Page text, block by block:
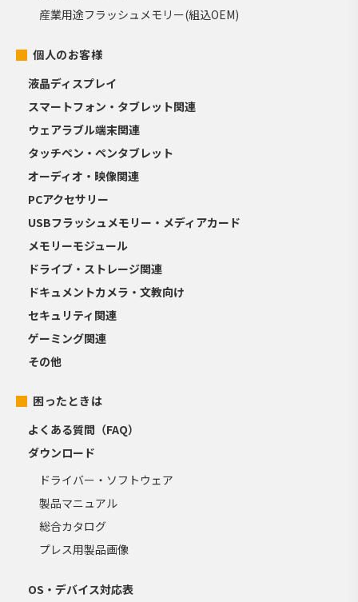
産業用途フラッシュメモリー(組込OEM)
個人のお客様
液晶ディスプレイ
スマートフォン・タブレット関連
ウェアラブル端末関連
タッチペン・ペンタブレット
オーディオ・映像関連
PCアクセサリー
USBフラッシュメモリー・メディアカード
メモリーモジュール
ドライブ・ストレージ関連
ドキュメントカメラ・文教向け
セキュリティ関連
ゲーミング関連
その他
困ったときは
よくある質問（FAQ）
ダウンロード
ドライバー・ソフトウェア
製品マニュアル
総合カタログ
プレス用製品画像
OS・デバイス対応表